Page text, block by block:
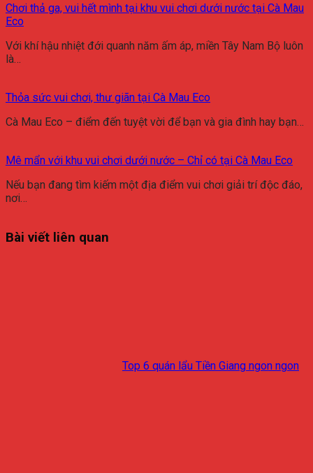
Chơi thả ga, vui hết mình tại khu vui chơi dưới nước tại Cà Mau
Eco
Với khí hậu nhiệt đới quanh năm ấm áp, miền Tây Nam Bộ luôn
là…
Thỏa sức vui chơi, thư giãn tại Cà Mau Eco
Cà Mau Eco – điểm đến tuyệt vời để bạn và gia đình hay bạn…
Mê mẩn với khu vui chơi dưới nước – Chỉ có tại Cà Mau Eco
Nếu bạn đang tìm kiếm một địa điểm vui chơi giải trí độc đáo,
nơi…
Bài viết liên quan
Top 6 quán lẩu Tiền Giang ngon ngon